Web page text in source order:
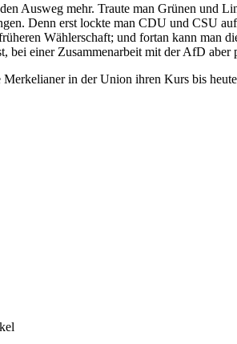
Ausweg mehr. Traute man Grünen und
Denn erst lockte man CDU und CSU
Wählerschaft; und fortan kann man
bei einer Zusammenarbeit mit der AfD aber
in der Union ihren Kurs bis